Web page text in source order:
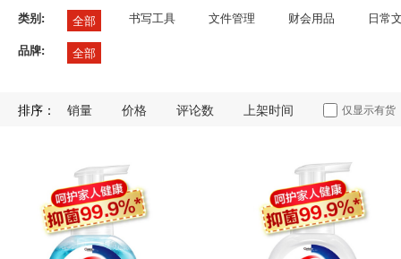
类别: 全部 书写工具 文件管理 财会用品
日常
品牌:
全部
排序： 销量 价格 评论数 上架时间 仅显示有货